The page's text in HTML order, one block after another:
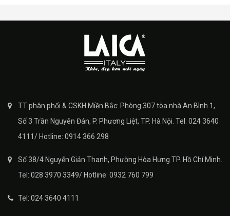
TT phân phối & CSKH Miền Bắc: Phòng 307 tòa nhà An Bình 1,
Số 3 Trần Nguyên Đán, P. Phương Liệt, TP. Hà Nội. Tel: 024 3640
4111/ Hotline: 0914 366 298
Số 38/4 Nguyễn Giản Thanh, Phường Hòa Hưng TP. Hồ Chí Minh.
Tel: 028 3970 3349/ Hotline: 0932 760 799
Tel: 024 3640 4111